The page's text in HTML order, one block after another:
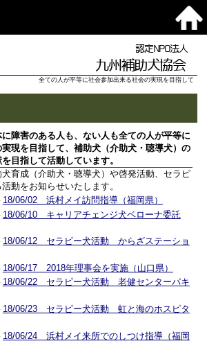
認定NPO法人
九州補助犬協会
全ての人が平等に社会参加出来る社会の実現を目指して
障害のある人も、ない人も全ての人が平等に
現を目指して、補助犬（介助犬・聴導犬）の
目指して活動しています。
育成（介助犬・聴導犬）や啓発活動、セラピ
動をお知らせいたします。
18/06/02 浜村メイ訪問指導（福岡県）
18/06/10 キャリアチェンジ犬ベローナ委託
18/06/12 セラピー犬活動 からざステーショ
18/06/17 2018年理事会を実施（山口県）
18/06/22 セラピー犬活動 老健センターパキ
18/06/23 セラピー犬活動 虹と海のホスピタ
18/06/24 浜村メイ来所でのしつけ指導（福岡